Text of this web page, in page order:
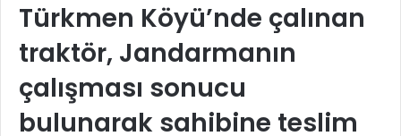
Türkmen Köyü’nde çalınan
traktör, Jandarmanın
çalışması sonucu
bulunarak sahibine teslim